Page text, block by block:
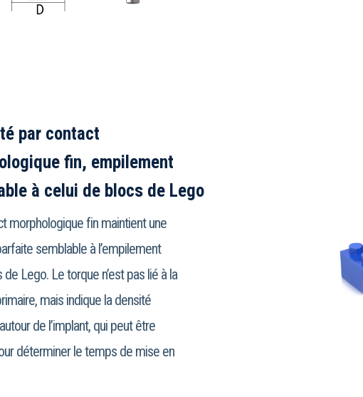
par contact
fin, empilement
à celui de blocs de Lego
morphologique fin maintient une
semblable à l’empilement
Lego. Le torque n’est pas lié à la
mais indique la densité
de l’implant, qui peut être
déterminer le temps de mise en